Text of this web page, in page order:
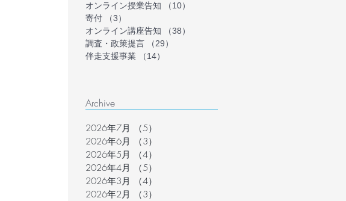
オンライン授業告知
（10）
寄付
（3）
オンライン講座告知
（38）
調査・政策提言
（29）
伴走支援事業
（14）
Archive
2026年7月 （5）
2026年6月
（3）
2026年5月
（4）
2026年4月
（5）
2026年3月
（4）
2026年2月
（3）